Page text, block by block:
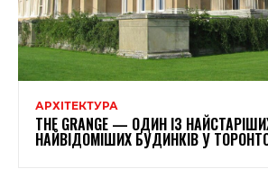
АРХІТЕКТУРА
THE GRANGE — ОДИН ІЗ
НАЙВІДОМІШИХ БУДИНКІВ У